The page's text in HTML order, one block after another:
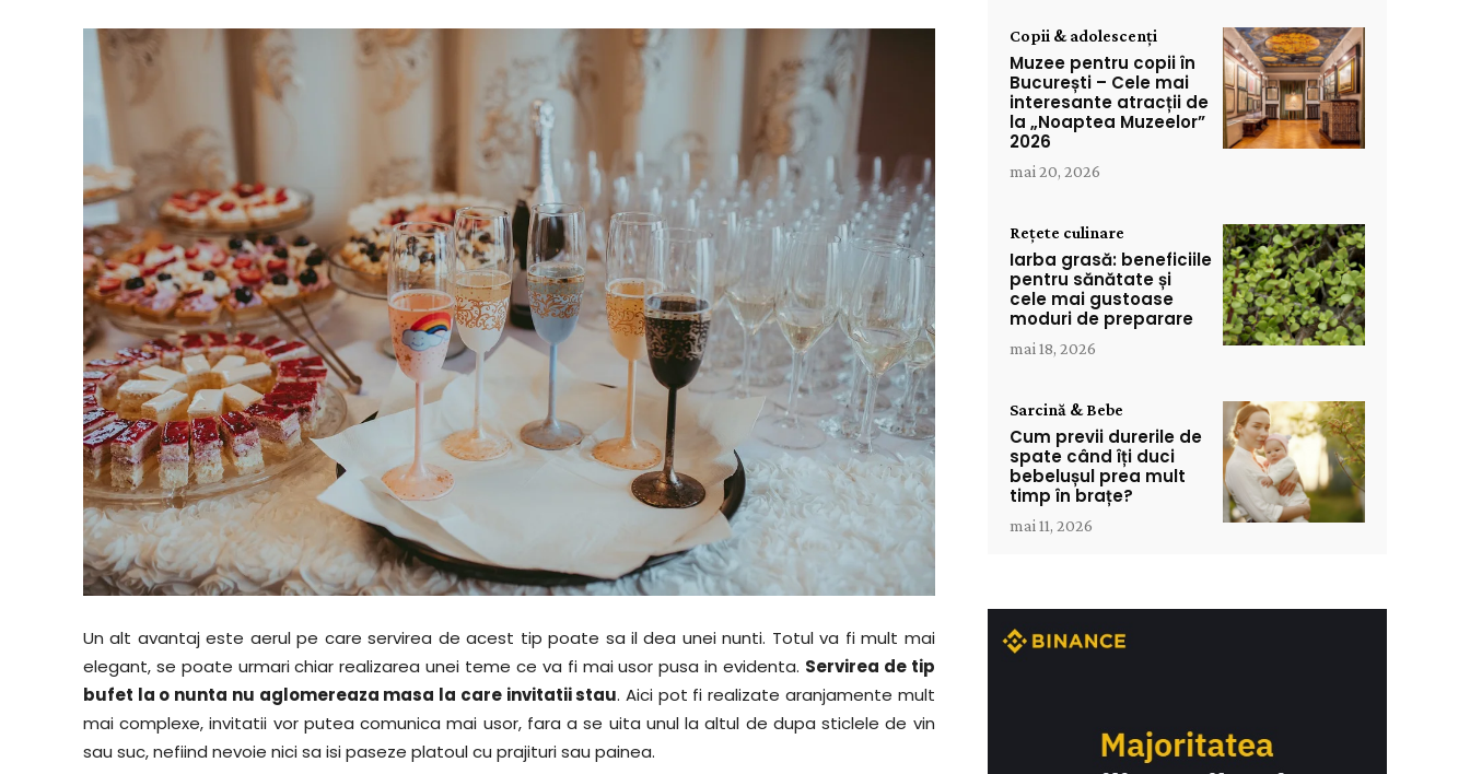
Un alt avantaj este aerul pe care servirea de acest tip poate sa il dea unei nunti. Totul va fi mult mai
elegant, se poate urmari chiar realizarea unei teme ce va fi mai usor pusa in evidenta. Servirea de tip
bufet la o nunta nu aglomereaza masa la care invitatii stau. Aici pot fi realizate aranjamente mult
mai complexe, invitatii vor putea comunica mai usor, fara a se uita unul la altul de dupa sticlele de vin
sau suc, nefiind nevoie nici sa isi paseze platoul cu prajituri sau painea.
Copii & adolescenți
Muzee pentru copii în
București – Cele mai
interesante atracții de
la „Noaptea Muzeelor”
2026
mai 20, 2026
Rețete culinare
Iarba grasă: beneficiile
pentru sănătate și
cele mai gustoase
moduri de preparare
mai 18, 2026
Sarcină & Bebe
Cum previi durerile de
spate când îți duci
bebelușul prea mult
timp în brațe?
mai 11, 2026